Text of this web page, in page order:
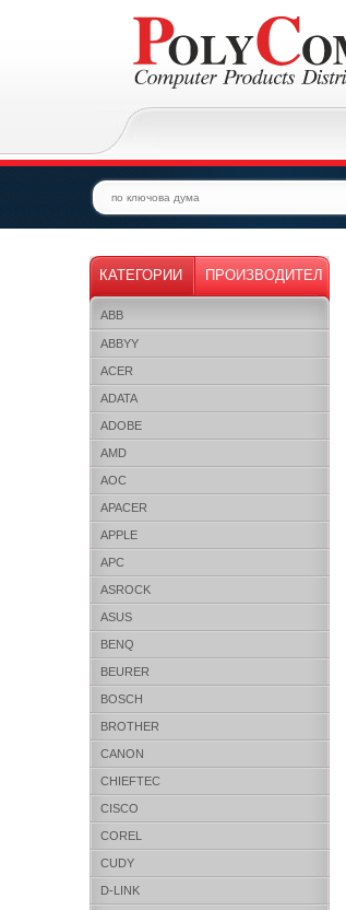
КАТЕГОРИИ ПРОИЗВОДИТЕЛ
ABB
ABBYY
ACER
ADATA
ADOBE
AMD
AOC
APACER
APPLE
APC
ASROCK
ASUS
BENQ
BEURER
BOSCH
BROTHER
CANON
CHIEFTEC
CISCO
COREL
CUDY
D-LINK